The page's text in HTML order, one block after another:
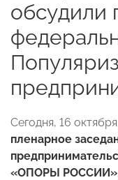
обсудили
Сегодня, 16
пленарное
«ОПОРЫ РОССИИ»